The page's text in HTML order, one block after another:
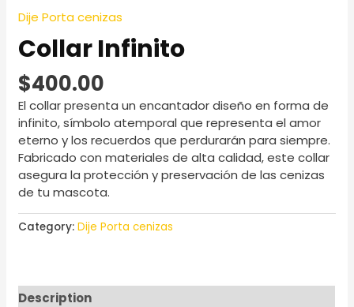
Dije Porta cenizas
Collar Infinito
$400.00
El collar presenta un encantador diseño en forma de
infinito, símbolo atemporal que representa el amor
eterno y los recuerdos que perdurarán para siempre.
Fabricado con materiales de alta calidad, este collar
asegura la protección y preservación de las cenizas
de tu mascota.
Category:Dije Porta cenizas
Description